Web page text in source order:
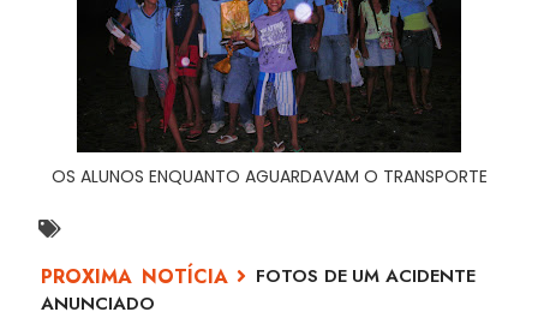
OS ALUNOS ENQUANTO AGUARDAVAM O TRANSPORTE
FOTOS DE UM ACIDENTE
ANUNCIADO